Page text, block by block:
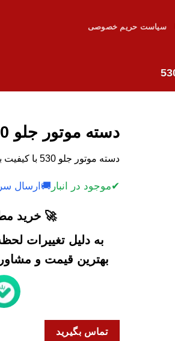
سیاست حریم خصوصی
دسته موتور جلو 530
دسته موتور جلو 530 با کیفیت بالا.
✔موجود در انبار 🚚 ارسال
🚀 خرید
به دلیل تغییرات
بهترین قیمت و
تماس بگیرید